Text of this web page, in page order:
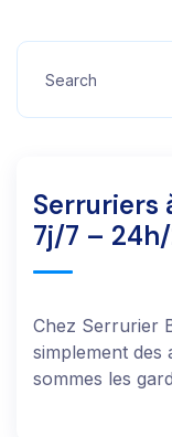
Serruriers
7j/7 –
Chez Serrurier
simplement des
sommes les